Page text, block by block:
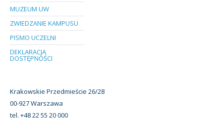
MUZEUM UW
ZWIEDZANIE KAMPUSU
PISMO UCZELNI
DEKLARACJA
DOSTĘPNOŚCI
Krakowskie Przedmieście 26/28
00-927 Warszawa
tel. +48 22 55 20 000